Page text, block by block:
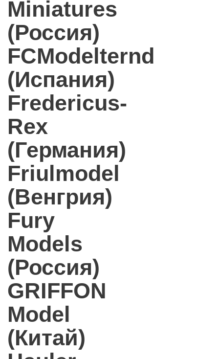
Miniatures
(Россия)
FCModelternd
(Испания)
Fredericus-
Rex
(Германия)
Friulmodel
(Венгрия)
Fury
Models
(Россия)
GRIFFON
Model
(Китай)